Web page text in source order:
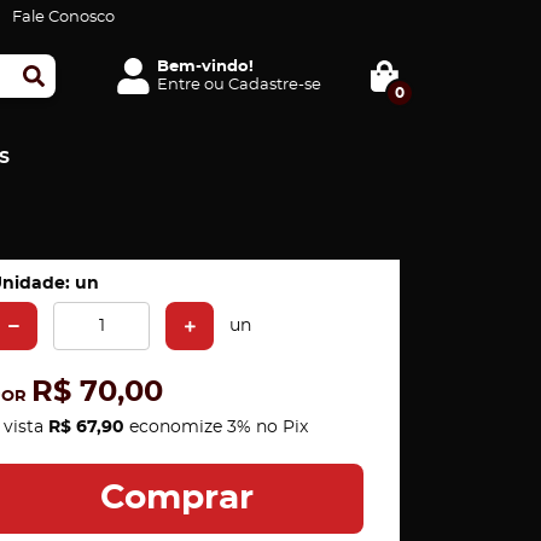
Fale Conosco
Bem-vindo!
Entreou Cadastre-se 0
un
un
R$ 70,00
vista R$ 67,90 economize3% no Pix
Comprar